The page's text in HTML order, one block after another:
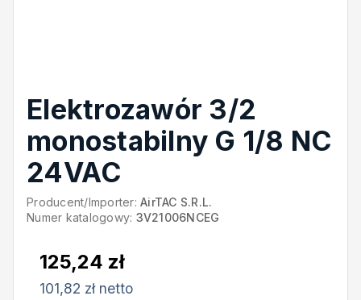
Elektrozawór 3/2
monostabilny G 1/8 NC
24VAC
Producent/Importer: AirTAC S.R.L.
Numer katalogowy: 3V21006NCEG
125,24 zł
101,82 zł netto